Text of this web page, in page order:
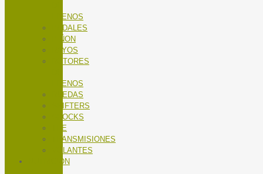
FRENOS
PEDALES
PIÑON
RAYOS
ROTORES
FRENOS
RUEDAS
SHIFTERS
SHOCKS
TEE
TRANSMISIONES
VOLANTES
NUTRICIÓN